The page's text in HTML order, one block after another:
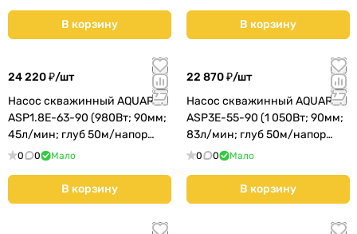
В корзину В корзину
24 220 ₽/шт
Насос скважинный AQUARIO
ASP1.8E-63-90 (980Вт; 90мм;
45л/мин; глуб 50м/напор
80м; кабель 60м) (3263)
0 0 Мало
В корзину
22 870 ₽/шт
Насос скважинный AQUARIO
ASP3E-55-90 (1 050Вт; 90мм;
83л/мин; глуб 50м/напор
78м; кабель 35м) (3755)
0 0 Мало
В корзину